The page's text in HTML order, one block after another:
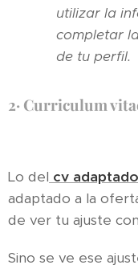
utilizar la
completar
de tu perfil.
2· Curriculum
Lo del cv adaptado
adaptado a la
de ver tu ajuste
Sino se ve ese